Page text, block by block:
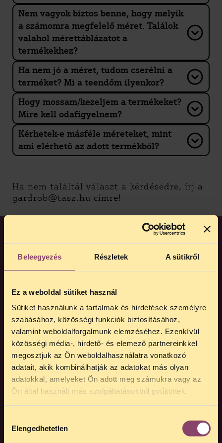
Beleegyezés Részletek A sütikről
Ez a weboldal sütiket használ
Sütiket használunk a tartalmak és hirdetések személyre
szabásához, közösségi funkciók biztosításához,
valamint weboldalforgalmunk elemzéséhez. Ezenkívül
közösségi média-, hirdető- és elemező partnereinkkel
megosztjuk az Ön weboldalhasználatra vonatkozó
adatait, akik kombinálhatják az adatokat más olyan
adatokkal, amelyeket Ön adott meg számukra vagy az
Ön által használt más szolgáltatásokból gyűjtöttek.
kiválasztása
Elengedhetetlen
Nem vagyok biztos benne, hogy melyik
a számomra megfelelő méret. Találok
valahol mérettáblázatot a
termékekhez?
Ha nem jó a méret, tudom cserélni a
terméket? Mi a teendőm ilyenkor?
Hogy mossam/kezeljem a termékeket?
Mire kell odafigyelnem?
Kérhetek-e másféle méreteket, mint
ami elérhető az adott termékből?
Ha nem találtál választ a kérdésedre, írj a
gardrob@tasz.hu címre!
MIT JELKÉPEZ A SZABAD. FELIRAT?
jelmondatunk. Jogvédőként már három
évtizede ellenőrizzük a hatalmat és védjük
hogy mindenki érvényesíthesse alapvető
jogait Magyarországon, azaz SZABAD.
lehessen. De azt is tudjuk, hogy a
szabadságot nem készen kapjuk, hanem
folyamatosan meg kell küzdenünk érte. Az
Orbán-kormány majdnem két évtizeden
keresztül próbálta ellehetetleníteni a
munkánkat és próbálta elvenni a kedvünket
attól, hogy kiálljunk a saját, illetve mások
szabadságáért. Az első SZABAD. pólónk
erre, illetve a civil szféra elleni
támadásokra adott válaszként született
meg.